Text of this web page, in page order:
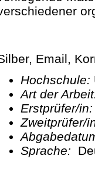
Email,
Hochschule:
Art der
Erstprüfer/
Sprache: